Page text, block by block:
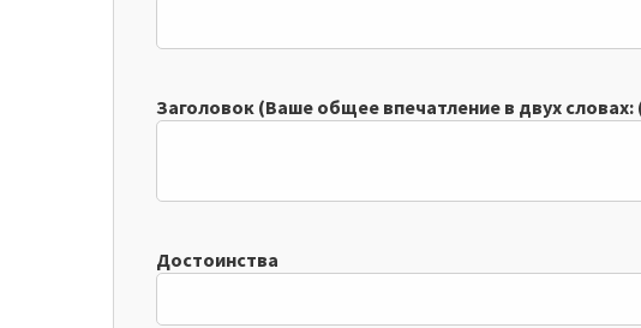
Заголовок (Ваше общее впечатление в двух словах:
Достоинства